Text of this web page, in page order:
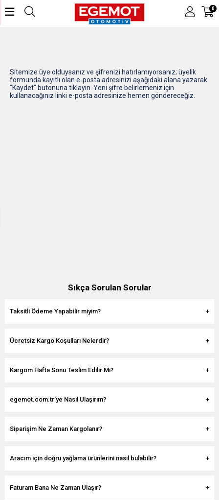
0
Sitemize üye olduysanız ve şifrenizi hatırlamıyorsanız; üyelik
formunda kayıtlı olan e-posta adresinizi aşağıdaki alana yazarak
"Kaydet" butonuna tıklayın. Yeni şifre belirlemeniz için
kullanacağınız linki e-posta adresinize hemen göndereceğiz.
Sıkça Sorulan Sorular
Taksitli Ödeme Yapabilir miyim?
Ücretsiz Kargo Koşulları Nelerdir?
Kargom Hafta Sonu Teslim Edilir Mi?
egemot.com.tr'ye Nasıl Ulaşırım?
Siparişim Ne Zaman Kargolanır?
Aracım için doğru yağlama ürünlerini nasıl bulabilir?
Faturam Bana Ne Zaman Ulaşır?